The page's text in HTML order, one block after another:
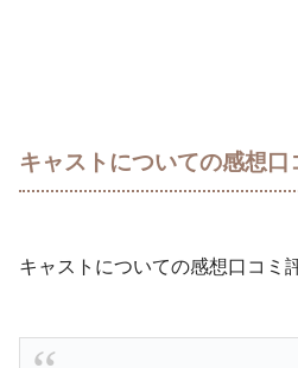
キャストについての感想口
キャストについての感想口コミ